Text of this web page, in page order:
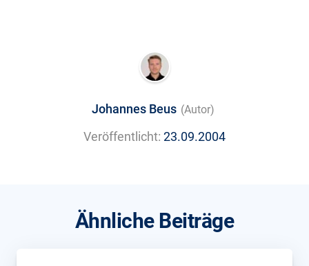
Johannes Beus (Autor)
Veröffentlicht: 23.09.2004
Ähnliche Beiträge